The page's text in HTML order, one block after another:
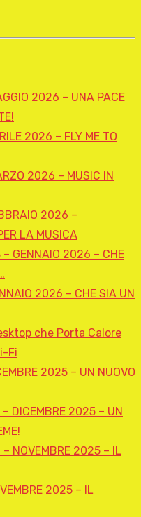
2026 – UNA PACE
2026 – FLY ME TO
2026 – MUSIC IN
2026 –
LA MUSICA
– GENNAIO 2026 – CHE
2026 – CHE SIA UN
che Porta Calore
Fi
2025 – UN NUOVO
DICEMBRE 2025 – UN
– NOVEMBRE 2025 – IL
2025 – IL